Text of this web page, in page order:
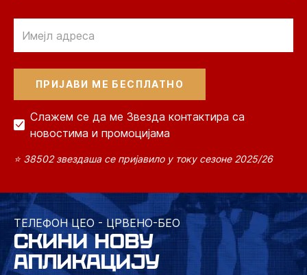
Слажем се да ме Звезда контактира са
новостима и промоцијама
⭐ 38502 звездаша се пријавило у току сезоне 2025/26
ТЕЛЕФОН ЦЕО - ЦРВЕНО-БЕО
СКИНИ НОВУ
АПЛИКАЦИЈУ